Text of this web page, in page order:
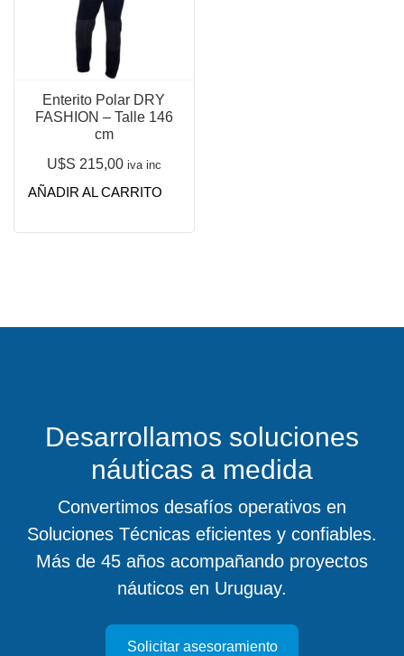
Enterito Polar DRY
FASHION – Talle 146
cm
U$S 215,00 iva inc
AÑADIR AL CARRITO
Desarrollamos soluciones
náuticas a medida
Convertimos desafíos operativos en
Soluciones Técnicas eficientes y confiables.
Más de 45 años acompañando proyectos
náuticos en Uruguay.
Solicitar asesoramiento